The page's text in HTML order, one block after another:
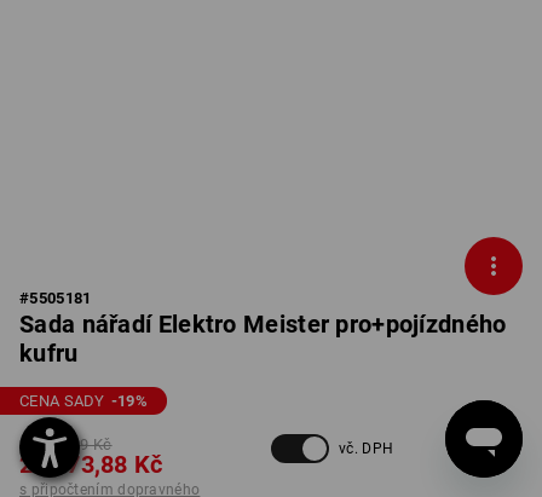
#5505181
Sada nářadí Elektro Meister pro+pojízdného
kufru
CENA SADY -19%
36 068,89 Kč
29 073,88 Kč
s připočtením dopravného
vč. DPH